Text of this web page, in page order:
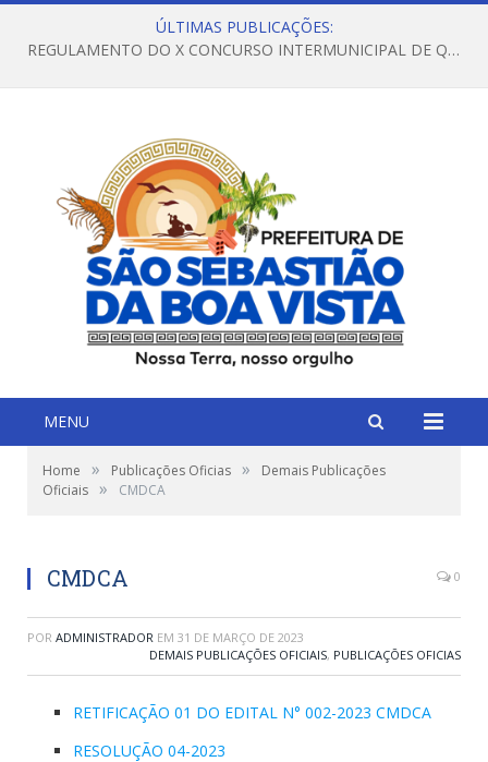
ÚLTIMAS PUBLICAÇÕES:
REGULAMENTO DO X CONCURSO INTERMUNICIPAL DE QUADRILHAS JUNINAS – 2026 – ARRAIÁ DA VENEZA
MENU
Home » Publicações Oficias »
Demais Publicações
Oficiais » CMDCA
CMDCA 0
POR ADMINISTRADOR EM 31 DE MARÇO DE 2023
DEMAIS PUBLICAÇÕES OFICIAIS, PUBLICAÇÕES OFICIAS
RETIFICAÇÃO 01 DO EDITAL N° 002-2023 CMDCA
RESOLUÇÃO 04-2023